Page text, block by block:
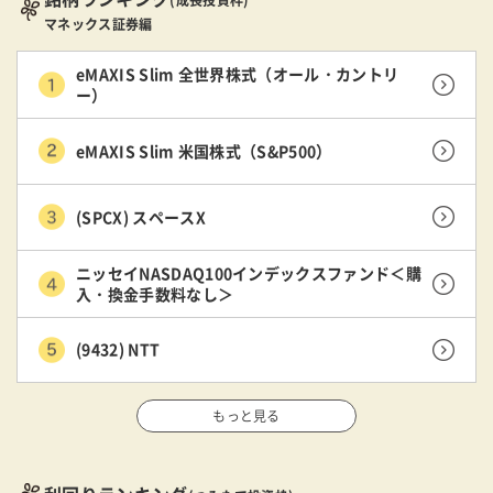
マネックス証券編
eMAXIS Slim 全世界株式（オール・カントリ
ー）
eMAXIS Slim 米国株式（S&P500）
(SPCX) スペースX
ニッセイNASDAQ100インデックスファンド＜購
入・換金手数料なし＞
(9432) NTT
もっと見る